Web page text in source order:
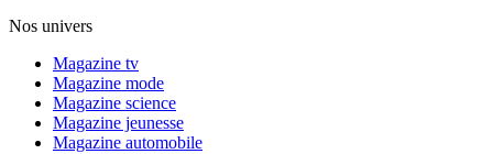
Nos univers
Magazine tv
Magazine mode
Magazine science
Magazine jeunesse
Magazine automobile